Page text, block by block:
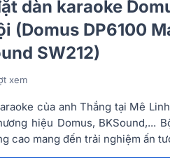
dàn karaoke
(Domus DP6100
SW212)
xem
của anh Thắng tại Mê
hiệu Domus, BKSound,...
cao mang đến trải nghiệm ấn